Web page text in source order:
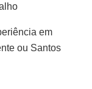
em
ou Santos